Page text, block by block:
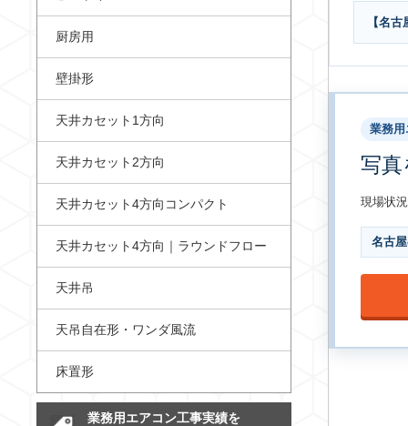
【名
業務用
写
現場状
名古
厨房用
壁掛形
天井カセット1方向
天井カセット2方向
天井カセット4方向コンパクト
天井カセット4方向｜ラウンドフロー
天井吊
天吊自在形・ワンダ風流
床置形
業務用エアコン工事実績を